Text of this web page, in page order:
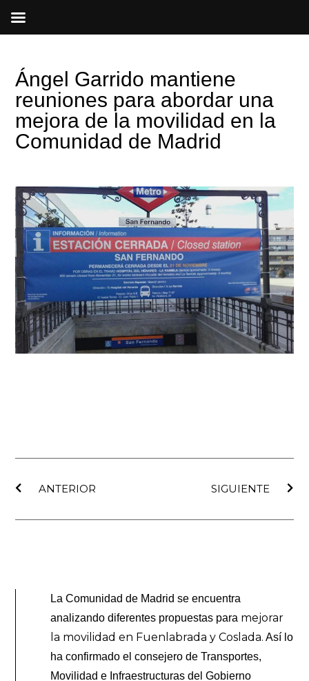
Ángel Garrido mantiene
reuniones para abordar una
mejora de la movilidad en la
Comunidad de Madrid
ANTERIOR
SIGUIENTE
La Comunidad de Madrid se encuentra
analizando diferentes propuestas para mejorar
la movilidad en Fuenlabrada y Coslada. Así lo
ha confirmado el consejero de Transportes,
Movilidad e Infraestructuras del Gobierno